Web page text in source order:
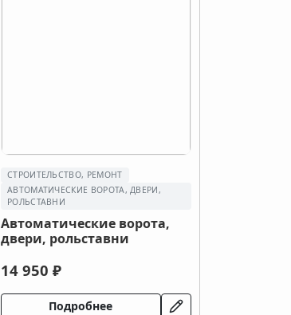
СТРОИТЕЛЬСТВО, РЕМОНТ
АВТОМАТИЧЕСКИЕ ВОРОТА, ДВЕРИ,
РОЛЬСТАВНИ
Автоматические ворота,
двери, рольставни
14 950 ₽
Подробнее